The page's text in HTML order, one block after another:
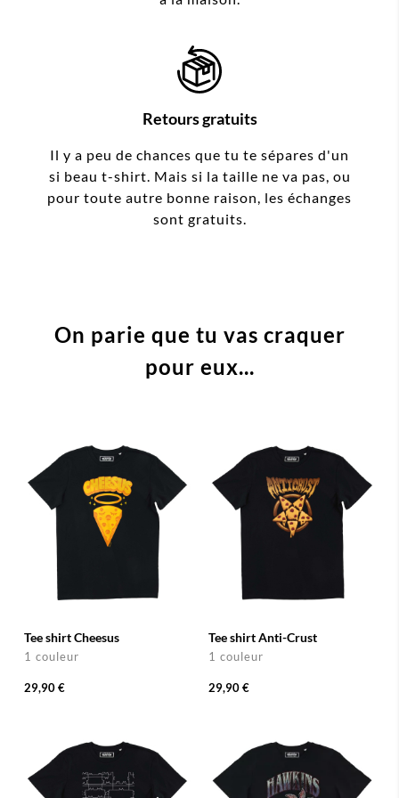
Retours gratuits
Il y a peu de chances que tu te sépares d'un
si beau t-shirt. Mais si la taille ne va pas, ou
pour toute autre bonne raison, les échanges
sont gratuits.
On parie que tu vas craquer
pour eux...
Tee shirt Cheesus
1 couleur
29,90 €
Tee shirt Anti-Crust
1 couleur
29,90 €